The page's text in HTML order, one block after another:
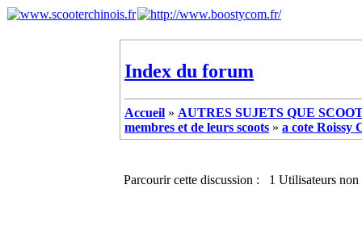
Index du forum
Accueil » AUTRES SUJETS QUE
membres et de leurs scoots » a cote Roissy
Parcourir cette discussion : 1 Utilisateurs non